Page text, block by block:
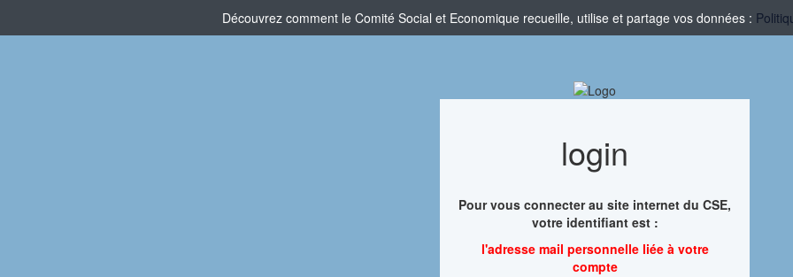
Découvrez comment le Comité Social et Economique recueille, utilise et partage vos données :
login
Pour vous connecter au site internet du CSE,
votre identifiant est :
l'adresse mail personnelle liée à votre
compte